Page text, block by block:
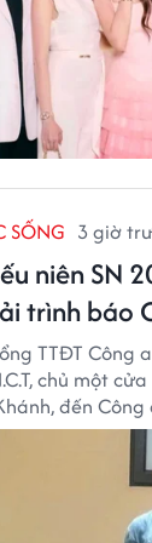
SỐNG 3 giờ
niên SN
trình báo
TTĐT Công
chủ một
đến
xe máy
tờ cá nhân